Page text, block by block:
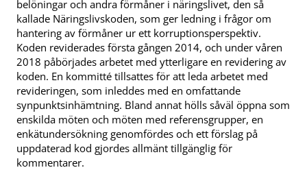
belöningar och andra förmåner i näringslivet, den så
kallade Näringslivskoden, som ger ledning i frågor om
hantering av förmåner ur ett korruptionsperspektiv.
Koden reviderades första gången 2014, och under våren
2018 påbörjades arbetet med ytterligare en revidering av
koden. En kommitté tillsattes för att leda arbetet med
revideringen, som inleddes med en omfattande
synpunktsinhämtning. Bland annat hölls såväl öppna som
enskilda möten och möten med referensgrupper, en
enkätundersökning genomfördes och ett förslag på
uppdaterad kod gjordes allmänt tillgänglig för
kommentarer.